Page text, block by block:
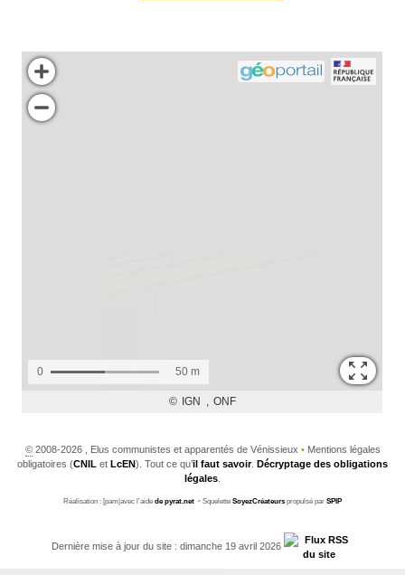
©2008-2026 , Elus communistes et apparentés de Vénissieux •Mentions légales
obligatoires (CNIL et LcEN). Tout ce qu’il faut savoir. Décryptage des obligations
légales.
Réalisation : [pam|avec l’aide de pyrat.net • Squelette SoyezCréateurs propulsé par SPIP
Dernière mise à jour du site : dimanche 19 avril 2026